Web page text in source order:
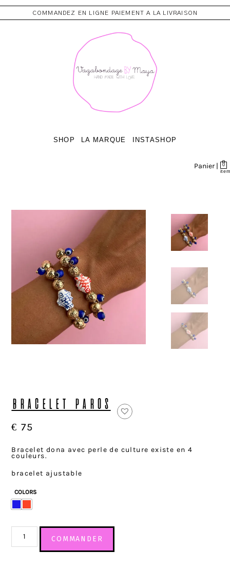
COMMANDEZ EN LIGNE PAIEMENT A LA LIVRAISON
SHOP LA MARQUE INSTASHOP
0
Panier |
BRACELET PAROS
€ 75
Bracelet dona avec perle de culture existe en 4
couleurs.
bracelet ajustable
COLORS
COMMANDER